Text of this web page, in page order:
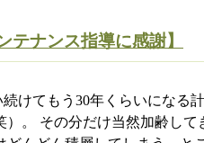
テナンス指導に感謝】
けてもう30年くらいになる
）。 その分だけ当然加齢し